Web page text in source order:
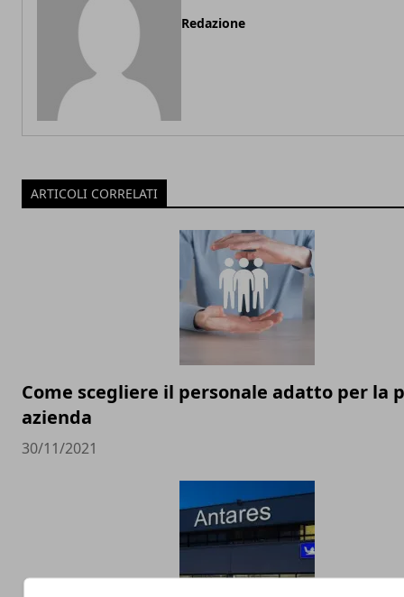
Redazione
ARTICOLI CORRELATI
Come scegliere il personale adatto per la
azienda
30/11/2021